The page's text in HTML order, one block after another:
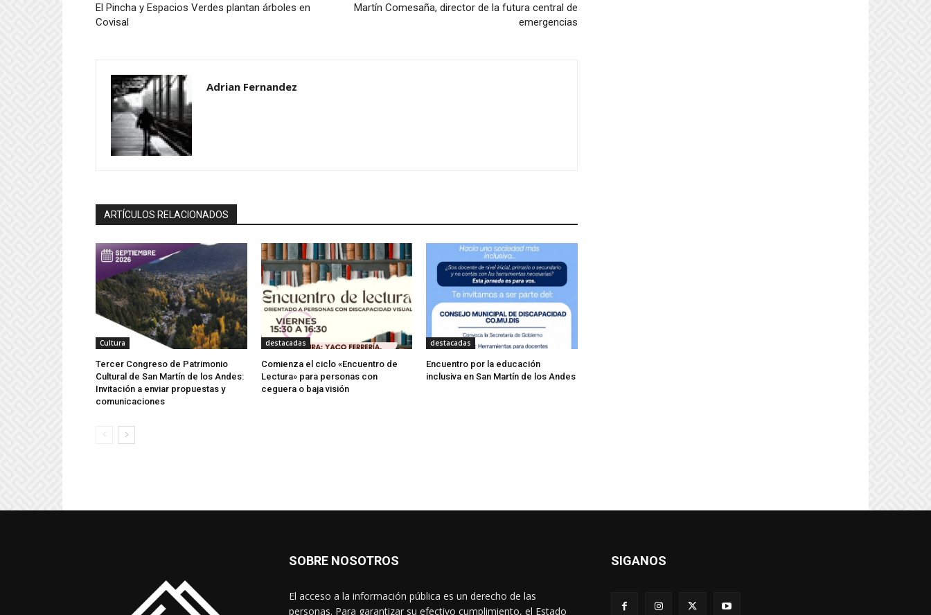
El Pincha y Espacios Verdes plantan árboles en
Covisal
Martín Comesaña, director de la futura central de
emergencias
Adrian Fernandez
ARTÍCULOS RELACIONADOS
Cultura
Tercer Congreso de Patrimonio
Cultural de San Martín de los Andes:
Invitación a enviar propuestas y
comunicaciones
destacadas
Comienza el ciclo «Encuentro de
Lectura» para personas con
ceguera o baja visión
destacadas
Encuentro por la educación
inclusiva en San Martín de los Andes
SOBRE NOSOTROS
El acceso a la información pública es un derecho de las
personas. Para garantizar su efectivo cumplimiento, el Estado
SIGANOS